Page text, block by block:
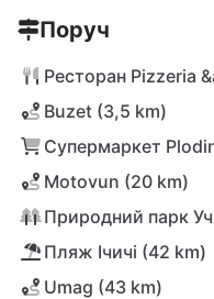
Поруч
Ресторан Pizzeria
Buzet (3,5 km)
Супермаркет
Motovun (20 km)
Природний парк
Пляж Ічичі (42 km)
Umag (43 km)